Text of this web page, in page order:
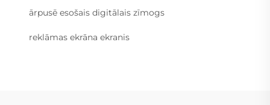
ārpusē esošais digitālais zīmogs
reklāmas ekrāna ekranis